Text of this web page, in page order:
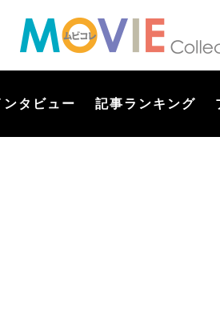
ンタビュー 記事ランキング